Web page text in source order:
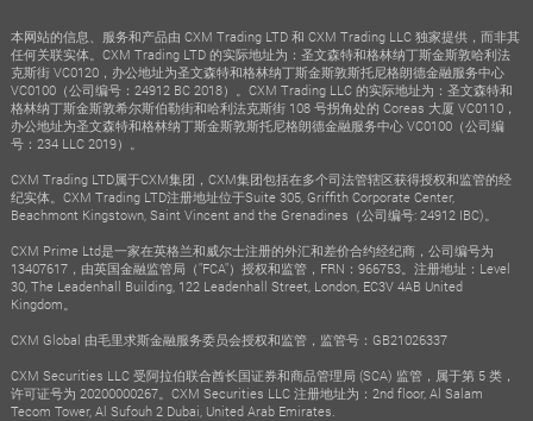
本网站的信息、服务和产品由 CXM Trading LTD 和 CXM Trading LLC 独家提供，而非其
任何关联实体。CXM Trading LTD 的实际地址为：圣文森特和格林纳丁斯金斯敦哈利法
克斯街 VC0120，办公地址为圣文森特和格林纳丁斯金斯敦斯托尼格朗德金融服务中心
VC0100（公司编号：24912 BC 2018）。CXM Trading LLC 的实际地址为：圣文森特和
格林纳丁斯金斯敦希尔斯伯勒街和哈利法克斯街 108 号拐角处的 Coreas 大厦 VC0110，
办公地址为圣文森特和格林纳丁斯金斯敦斯托尼格朗德金融服务中心 VC0100（公司编
号：234 LLC 2019）。
CXM Trading LTD属于CXM集团，CXM集团包括在多个司法管辖区获得授权和监管的经
纪实体。CXM Trading LTD注册地址位于Suite 305, Griffith Corporate Center,
Beachmont Kingstown, Saint Vincent and the Grenadines（公司编号: 24912 IBC)。
CXM Prime Ltd是一家在英格兰和威尔士注册的外汇和差价合约经纪商，公司编号为
13407617，由英国金融监管局（"FCA"）授权和监管，FRN：966753。注册地址：Level
30, The Leadenhall Building, 122 Leadenhall Street, London, EC3V 4AB United
Kingdom。
CXM Global 由毛里求斯金融服务委员会授权和监管，监管号：GB21026337
CXM Securities LLC 受阿拉伯联合酋长国证券和商品管理局 (SCA) 监管，属于第 5 类，
许可证号为 20200000267。CXM Securities LLC 注册地址为：2nd floor, Al Salam
Tecom Tower, Al Sufouh 2 Dubai, United Arab Emirates.